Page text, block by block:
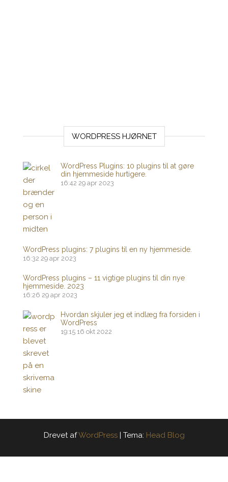
WORDPRESS HJØRNET
WordPress Plugins: 10 plugins til at gøre
din hjemmeside hurtigere.
16:42 29 apr 2023
WordPress plugins: 7 plugins til en ny hjemmeside.
16:32 29 apr 2023
WordPress plugins – 11 vigtige plugins til din nye
hjemmeside. 2023
16:26 29 apr 2023
Hvordan skjuler jeg et indlæg fra forsiden i
WordPress
19:15 16 okt 2022
Drevet afWordPress | Tema: Head Blog